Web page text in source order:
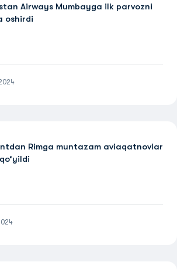
Airways Mumbayga ilk parvozni
oshirdi
Rimga muntazam aviaqatnovlar